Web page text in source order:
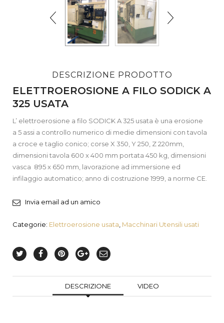
DESCRIZIONE PRODOTTO
ELETTROEROSIONE A FILO SODICK A
325 USATA
L’ elettroerosione a filo SODICK A 325 usata è una erosione
a 5 assi a controllo numerico di medie dimensioni con tavola
a croce e taglio conico; corse X 350, Y 250, Z 220mm,
dimensioni tavola 600 x 400 mm portata 450 kg, dimensioni
vasca 895 x 650 mm, lavorazione ad immersione ed
infilaggio automatico; anno di costruzione 1999, a norme CE.
Invia email ad un amico
Categorie: Elettroerosione usata Macchinari Utensili usati
DESCRIZIONE VIDEO